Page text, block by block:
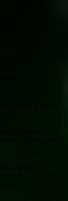
включая
через
«примером